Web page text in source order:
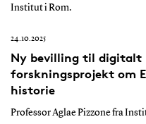
Institut i Rom.
24.10.2025
Ny bevilling til digitalt
forskningsprojekt om
historie
Professor Aglae Pizzone fra